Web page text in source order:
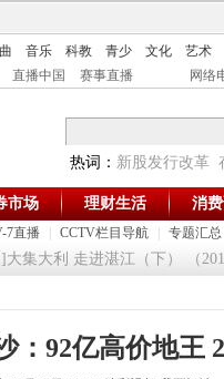
音乐 科教 青少 文化
艺术
直播中国 赛事直播 网络
热词： 新股发行改革
7直播 CCTV栏目导航 专题汇总
市场 理财生活 消
集大利 走进湛江（下） （
：92亿高价地王